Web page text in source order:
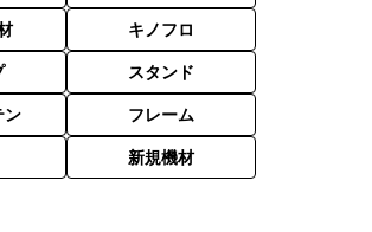
キノフロ
スタンド
ン フレーム
新規機材